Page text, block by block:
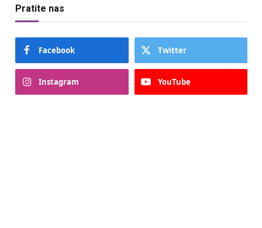
Pratite nas
Facebook Twitter
Instagram YouTube